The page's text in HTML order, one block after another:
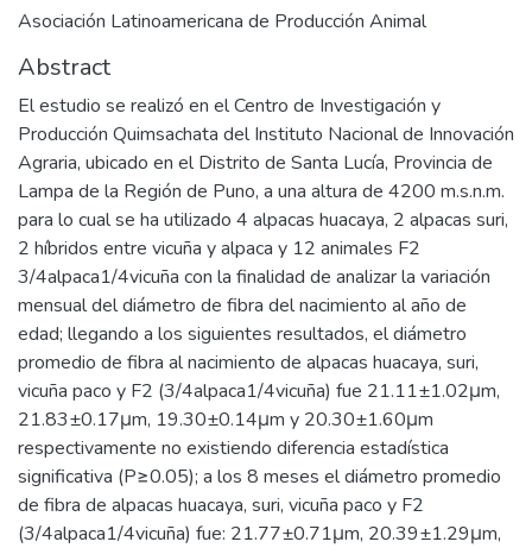
Asociación Latinoamericana de Producción Animal
Abstract
El estudio se realizó en el Centro de Investigación y
Producción Quimsachata del Instituto Nacional de Innovación
Agraria, ubicado en el Distrito de Santa Lucía, Provincia de
Lampa de la Región de Puno, a una altura de 4200 m.s.n.m.
para lo cual se ha utilizado 4 alpacas huacaya, 2 alpacas suri,
2 híbridos entre vicuña y alpaca y 12 animales F2
3/4alpaca1/4vicuña con la finalidad de analizar la variación
mensual del diámetro de fibra del nacimiento al año de
edad; llegando a los siguientes resultados, el diámetro
promedio de fibra al nacimiento de alpacas huacaya, suri,
vicuña paco y F2 (3/4alpaca1/4vicuña) fue 21.11±1.02μm,
21.83±0.17μm, 19.30±0.14μm y 20.30±1.60μm
respectivamente no existiendo diferencia estadística
significativa (P≥0.05); a los 8 meses el diámetro promedio
de fibra de alpacas huacaya, suri, vicuña paco y F2
(3/4alpaca1/4vicuña) fue: 21.77±0.71μm, 20.39±1.29μm,